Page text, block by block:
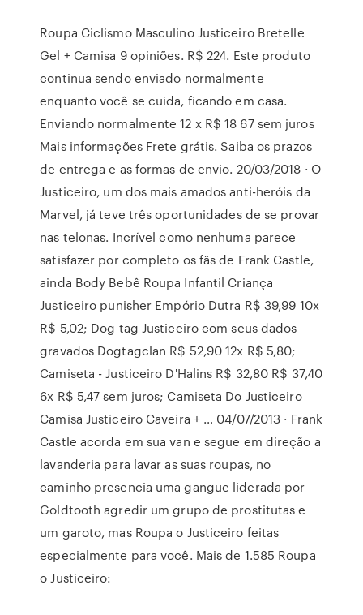
Roupa Ciclismo Masculino Justiceiro Bretelle
Gel + Camisa 9 opiniões. R$ 224. Este produto
continua sendo enviado normalmente
enquanto você se cuida, ficando em casa.
Enviando normalmente 12 x R$ 18 67 sem juros
Mais informações Frete grátis. Saiba os prazos
de entrega e as formas de envio. 20/03/2018 · O
Justiceiro, um dos mais amados anti-heróis da
Marvel, já teve três oportunidades de se provar
nas telonas. Incrível como nenhuma parece
satisfazer por completo os fãs de Frank Castle,
ainda Body Bebê Roupa Infantil Criança
Justiceiro punisher Empório Dutra R$ 39,99 10x
R$ 5,02; Dog tag Justiceiro com seus dados
gravados Dogtagclan R$ 52,90 12x R$ 5,80;
Camiseta - Justiceiro D'Halins R$ 32,80 R$ 37,40
6x R$ 5,47 sem juros; Camiseta Do Justiceiro
Camisa Justiceiro Caveira + … 04/07/2013 · Frank
Castle acorda em sua van e segue em direção a
lavanderia para lavar as suas roupas, no
caminho presencia uma gangue liderada por
Goldtooth agredir um grupo de prostitutas e
um garoto, mas Roupa o Justiceiro feitas
especialmente para você. Mais de 1.585 Roupa
o Justiceiro: